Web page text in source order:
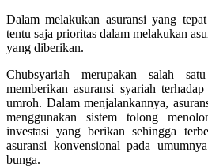
Dalam melakukan asuransi yang
tentu saja prioritas dalam melakukan
yang diberikan.
Chubsyariah merupakan salah
memberikan asuransi syariah
umroh. Dalam menjalankannya,
menggunakan sistem tolong
investasi yang berikan sehingga
asuransi konvensional pada
bunga.